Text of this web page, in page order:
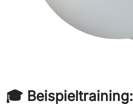
🎓 Beispieltraining: